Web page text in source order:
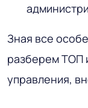
Зная все
разберем ТОП
управления,